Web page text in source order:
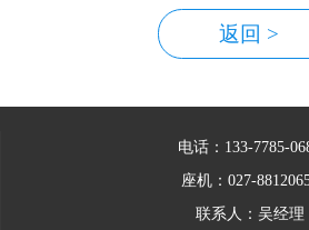
返回 >
电话：133-7785-
座机：027-
联系人：吴经理